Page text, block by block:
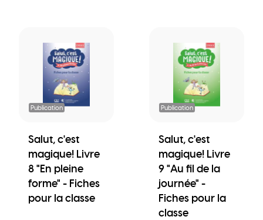
Publication
Salut, c'est
magique! Livre
8 "En pleine
forme" - Fiches
pour la classe
Publication
Salut, c'est
magique! Livre
9 "Au fil de la
journée" -
Fiches pour la
classe